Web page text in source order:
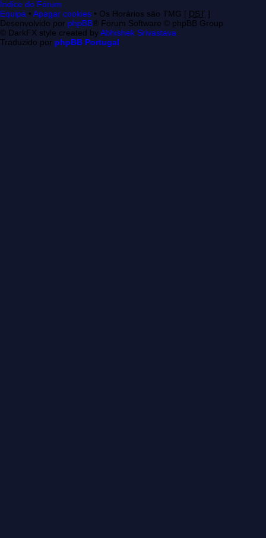
Índice do Fórum
Equipa • Apagar cookies • Os Horários são TMG [ DST ]
Desenvolvido por phpBB® Forum Software © phpBB Group
© DarkFX style created byAbhishek Srivastava
Traduzido por phpBB Portugal